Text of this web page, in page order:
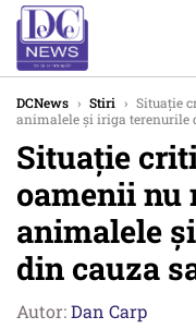
DCNews › Stiri › Situație
animalele și iriga terenurile
Situație
oamenii nu
animalele
din cauza
Autor:Dan Carp